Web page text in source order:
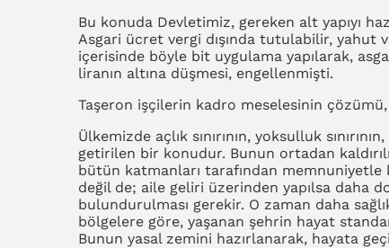
Bu konuda Devletimiz, gereken alt yapıyı
Asgari ücret vergi dışında tutulabilir, yahut
içerisinde böyle bit uygulama yapılarak,
liranın altına düşmesi, engellenmişti.
Taşeron işçilerin kadro meselesinin
Ülkemizde açlık sınırının, yoksulluk
getirilen bir konudur. Bunun ortadan
bütün katmanları tarafından memnuniyetle
değil de; aile geliri üzerinden yapılsa daha
bulundurulması gerekir. O zaman daha
bölgelere göre, yaşanan şehrin hayat
Bunun yasal zemini hazırlanarak, hayata